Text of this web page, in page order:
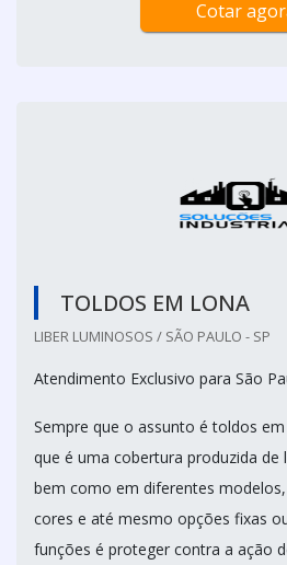
Cotar
TOLDOS EM LONA
LIBER LUMINOSOS / SÃO PAULO - SP
Atendimento Exclusivo para São
Sempre que o assunto é toldos
que é uma cobertura produzida de
bem como em diferentes
cores e até mesmo opções fixas
funções é proteger contra a ação